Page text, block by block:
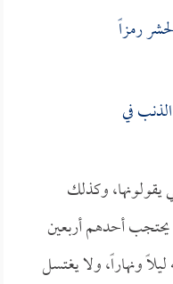
رمزاً
في
يقولونها، وكذلك
أحدهم أربعين
ونهاراً، ولا يغتسل